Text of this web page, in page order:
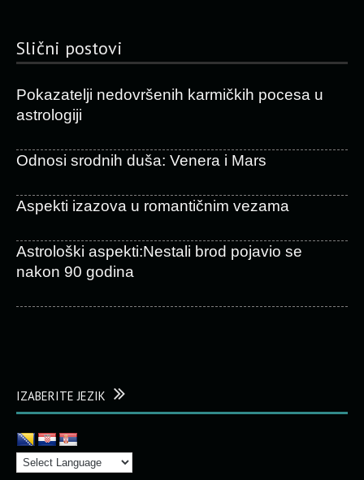
Slični postovi
Pokazatelji nedovršenih karmičkih pocesa u
astrologiji
Odnosi srodnih duša: Venera i Mars
Aspekti izazova u romantičnim vezama
Astrološki aspekti:Nestali brod pojavio se
nakon 90 godina
IZABERITE JEZIK